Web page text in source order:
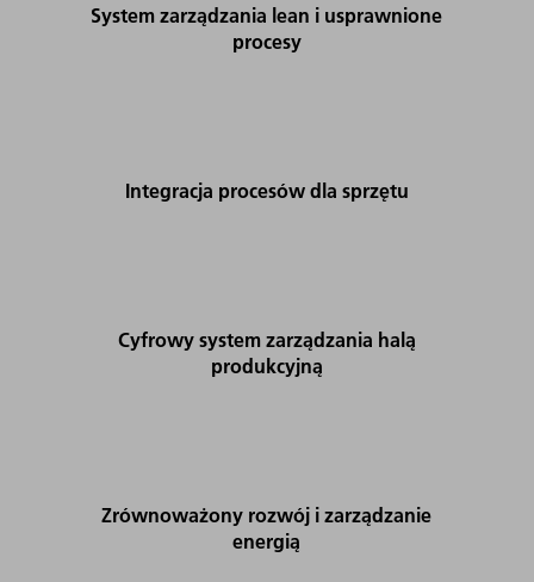
System zarządzania lean i usprawnione
procesy
Integracja procesów dla sprzętu
Cyfrowy system zarządzania halą
produkcyjną
Zrównoważony rozwój i zarządzanie
energią